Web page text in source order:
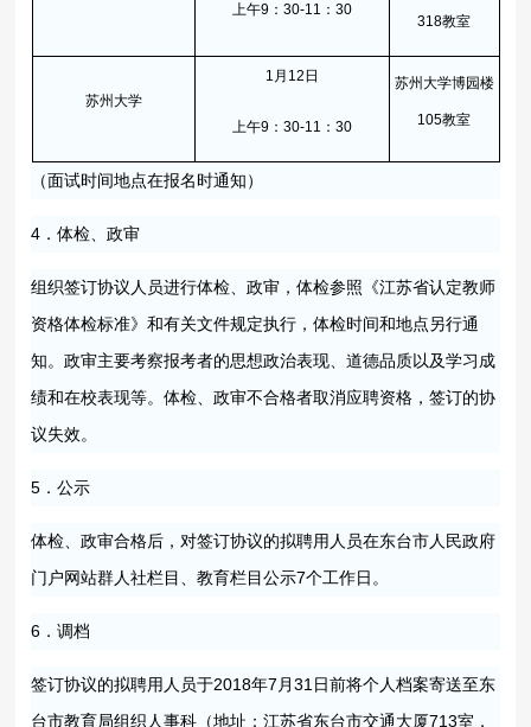
上午9：30-11：30
318教室
苏州大学
1月12日
上午9：30-11：30
苏州大学博园楼
105教室
（面试时间地点在报名时通知）
4．体检、政审
组织签订协议人员进行体检、政审，体检参照《江苏省认定教师
资格体检标准》和有关文件规定执行，体检时间和地点另行通
知。政审主要考察报考者的思想政治表现、道德品质以及学习成
绩和在校表现等。体检、政审不合格者取消应聘资格，签订的协
议失效。
5．公示
体检、政审合格后，对签订协议的拟聘用人员在东台市人民政府
门户网站群人社栏目、教育栏目公示7个工作日。
6．调档
签订协议的拟聘用人员于2018年7月31日前将个人档案寄送至东
台市教育局组织人事科（地址：江苏省东台市交通大厦713室，